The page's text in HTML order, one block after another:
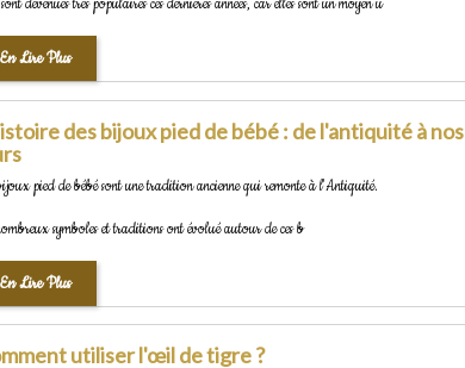
devenues très populaires ces dernières années, car elles sont un moyen u
En Lire Plus
des bijoux pied de bébé : de l'antiquité à nos
pied de bébé sont une tradition ancienne qui remonte à l'Antiquité.
symboles et traditions ont évolué autour de ces b
En Lire Plus
utiliser l'œil de tigre ?